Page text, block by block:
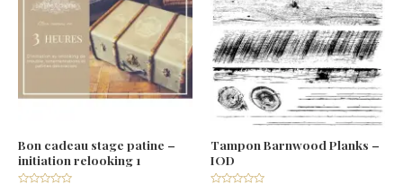
Bon cadeau stage patine –
initiation relooking 1
Tampon Barnwood Planks –
IOD